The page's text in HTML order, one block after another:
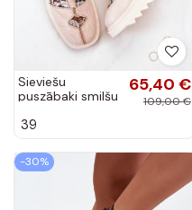
Sieviešu
puszābaki smilšu
65,40 €
109,00 €
39
-30%